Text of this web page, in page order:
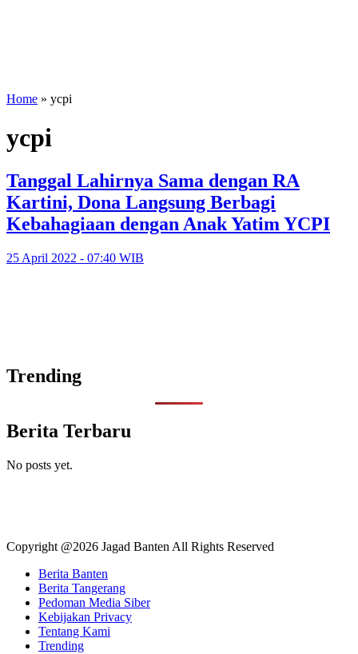
Home » ycpi
ycpi
Tanggal Lahirnya Sama dengan RA
Kartini, Dona Langsung Berbagi
Kebahagiaan dengan Anak Yatim YCPI
25 April 2022 - 07:40 WIB
Trending
Berita Terbaru
No posts yet.
Copyright @2026 Jagad Banten All Rights Reserved
Berita Banten
Berita Tangerang
Pedoman Media Siber
Kebijakan Privacy
Tentang Kami
Trending